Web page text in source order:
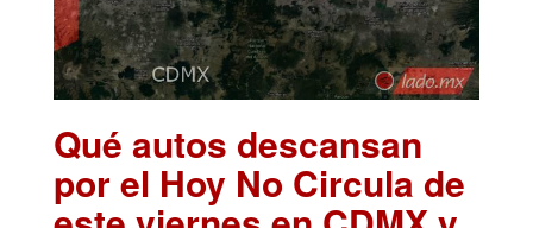
Qué autos descansan
por el Hoy No Circula de